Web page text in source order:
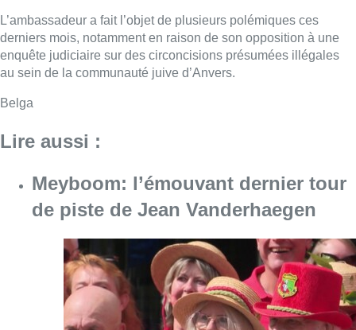
L’ambassadeur a fait l’objet de plusieurs polémiques ces
derniers mois, notamment en raison de son opposition à une
enquête judiciaire sur des circoncisions présumées illégales
au sein de la communauté juive d’Anvers.
Belga
Lire aussi :
Meyboom: l’émouvant dernier tour
de piste de Jean Vanderhaegen